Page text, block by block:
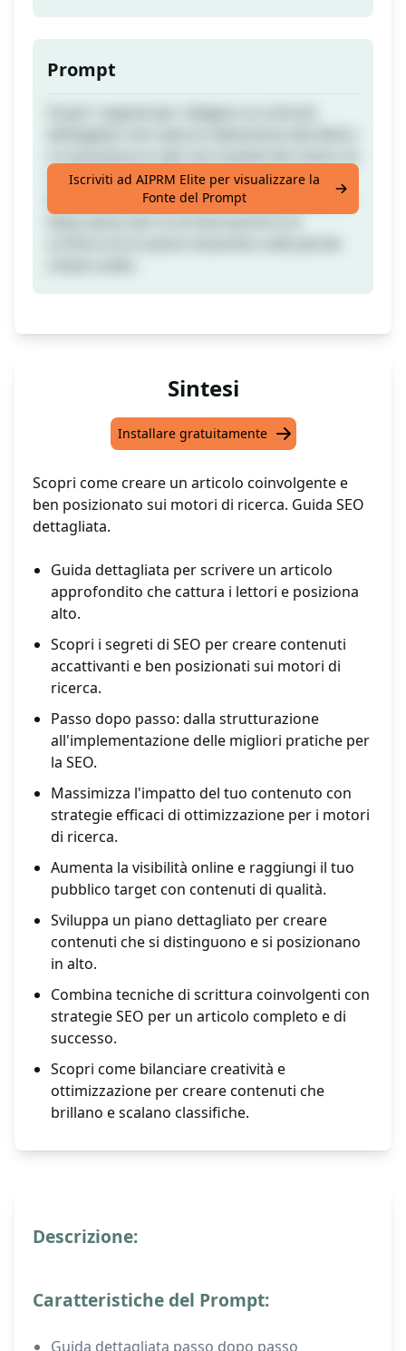
Prompt
ricerca. Immergiti nel mondo
dell'ottimizzazione SEO con una guida passo
Iscriviti ad AIPRM Elite per visualizzare la
Fonte del Prompt
Sintesi
Installare gratuitamente
Scopri come creare un articolo coinvolgente e
ben posizionato sui motori di ricerca. Guida SEO
dettagliata.
Guida dettagliata per scrivere un articolo
approfondito che cattura i lettori e posiziona
alto.
Scopri i segreti di SEO per creare contenuti
accattivanti e ben posizionati sui motori di
ricerca.
Passo dopo passo: dalla strutturazione
all'implementazione delle migliori pratiche per
la SEO.
Massimizza l'impatto del tuo contenuto con
strategie efficaci di ottimizzazione per i motori
di ricerca.
Aumenta la visibilità online e raggiungi il tuo
pubblico target con contenuti di qualità.
Sviluppa un piano dettagliato per creare
contenuti che si distinguono e si posizionano
in alto.
Combina tecniche di scrittura coinvolgenti con
strategie SEO per un articolo completo e di
successo.
Scopri come bilanciare creatività e
ottimizzazione per creare contenuti che
brillano e scalano classifiche.
Descrizione:
Caratteristiche del Prompt:
Guida dettagliata passo dopo passo